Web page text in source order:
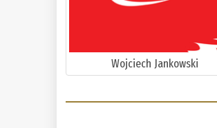
Wojciech Jankowski